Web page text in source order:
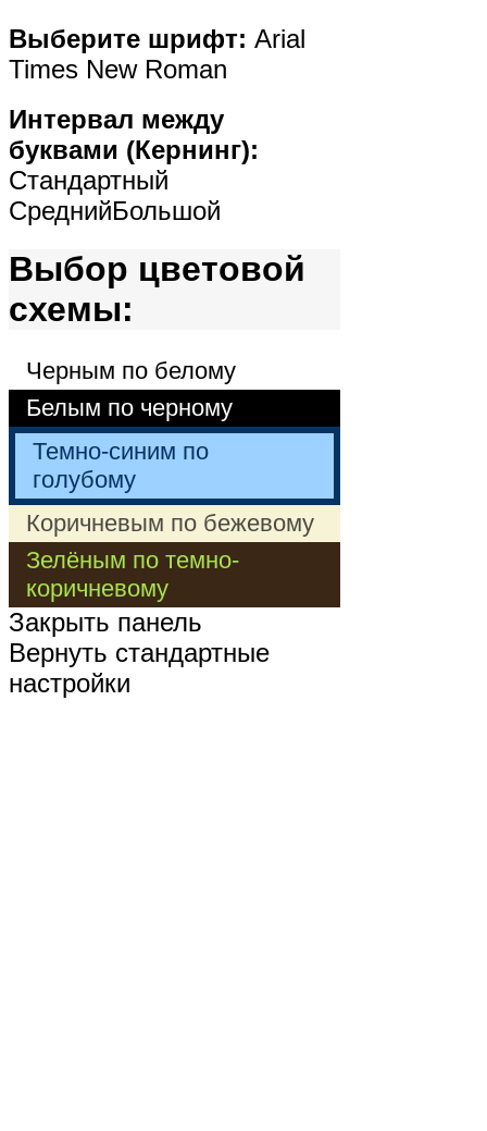
Выберите шрифт: Arial
Times New Roman
Интервал между
буквами (Кернинг):
Стандартный
СреднийБольшой
Выбор цветовой
схемы:
Черным по белому
Белым по черному
Темно-синим по
голубому
Коричневым по бежевому
Зелёным по темно-
коричневому
Закрыть панель
Вернуть стандартные
настройки